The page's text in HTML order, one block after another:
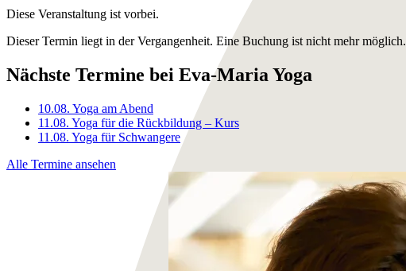
Diese Veranstaltung ist vorbei.
Dieser Termin liegt in der Vergangenheit. Eine Buchung ist nicht mehr möglich.
Nächste Termine bei Eva-Maria Yoga
10.08. Yoga am Abend
11.08. Yoga für die Rückbildung – Kurs
11.08. Yoga für Schwangere
Alle Termine ansehen